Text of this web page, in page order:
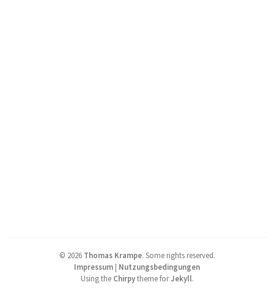
© 2026 Thomas Krampe. Some rights reserved.
Impressum | Nutzungsbedingungen
Using the Chirpytheme forJekyll.